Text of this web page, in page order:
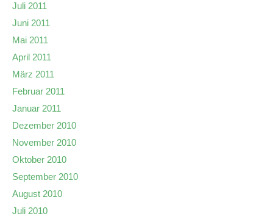
Juli 2011
Juni 2011
Mai 2011
April 2011
März 2011
Februar 2011
Januar 2011
Dezember 2010
November 2010
Oktober 2010
September 2010
August 2010
Juli 2010